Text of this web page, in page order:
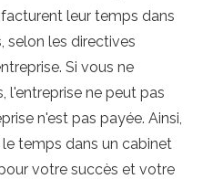
leur temps dans
selon les directives
Si vous ne
l'entreprise ne peut pas
n'est pas payée. Ainsi,
temps dans un cabinet
votre succès et votre